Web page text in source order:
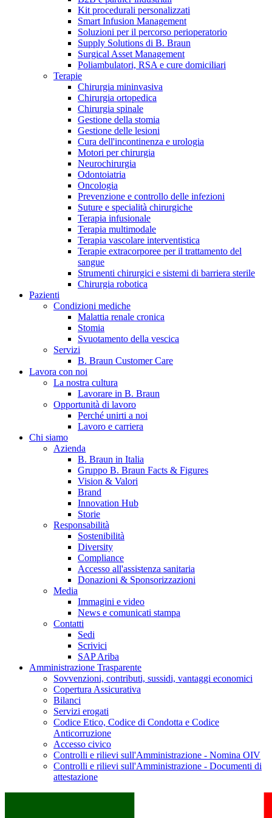
Catalogo prodotti
Trova il prodotto che stai cercando. Visita il catalogo B.
Braun con il nostro portfolio completo.
Hai domande o richieste? Scrivici per entrare subito in
contatto con un nostro referente.
B. Braun in Italia
Scopri chi siamo ed entra nel mondo di B. Braun in Italia: 4
sedi, 4 aziende, più di 700 dipendenti e un Centro di
Eccellenza a livello globale.
Kit procedurali personalizzati
Smart Infusion Management
Soluzioni per il percorso perioperatorio
Supply Solutions di B. Braun
Surgical Asset Management
Poliambulatori, RSA e cure domiciliari
Terapie
Chirurgia mininvasiva
Chirurgia ortopedica
Chirurgia spinale
Gestione della stomia
Gestione delle lesioni
Cura dell'incontinenza e urologia
Motori per chirurgia
Neurochirurgia
Odontoiatria
Oncologia
Prevenzione e controllo delle infezioni
Suture e specialità chirurgiche
Terapia infusionale
Terapia multimodale
Terapia vascolare interventistica
Terapie extracorporee per il trattamento del
sangue
Strumenti chirurgici e sistemi di barriera sterile
Chirurgia robotica
Pazienti
Condizioni mediche
Malattia renale cronica
Stomia
Svuotamento della vescica
Servizi
B. Braun Customer Care
Lavora con noi
La nostra cultura
Lavorare in B. Braun
Opportunità di lavoro
Perché unirti a noi
Lavoro e carriera
Chi siamo
Azienda
B. Braun in Italia
Gruppo B. Braun Facts & Figures
Vision & Valori
Brand
Innovation Hub
Storie
Responsabilità
Sostenibilità
Diversity
Compliance
Accesso all'assistenza sanitaria
Donazioni & Sponsorizzazioni
Media
Immagini e video
News e comunicati stampa
Contatti
Sedi
Scrivici
SAP Ariba
Amministrazione Trasparente
Sovvenzioni, contributi, sussidi, vantaggi economici
Copertura Assicurativa
Bilanci
Servizi erogati
Codice Etico, Codice di Condotta e Codice
Anticorruzione
Accesso civico
Controlli e rilievi sull'Amministrazione - Nomina OIV
Controlli e rilievi sull'Amministrazione - Documenti di
attestazione